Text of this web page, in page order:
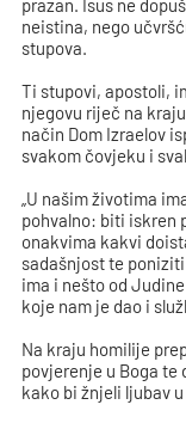
prazan. Isus ne
neistina, nego
stupova.
Ti stupovi, apostoli,
njegovu riječ na
način Dom Izraelov
svakom čovjeku i
„U našim životima
pohvalno: biti iskren
onakvima kakvi
sadašnjost te
ima i nešto od
koje nam je dao i
Na kraju homilije
povjerenje u Boga
kako bi žnjeli ljubav